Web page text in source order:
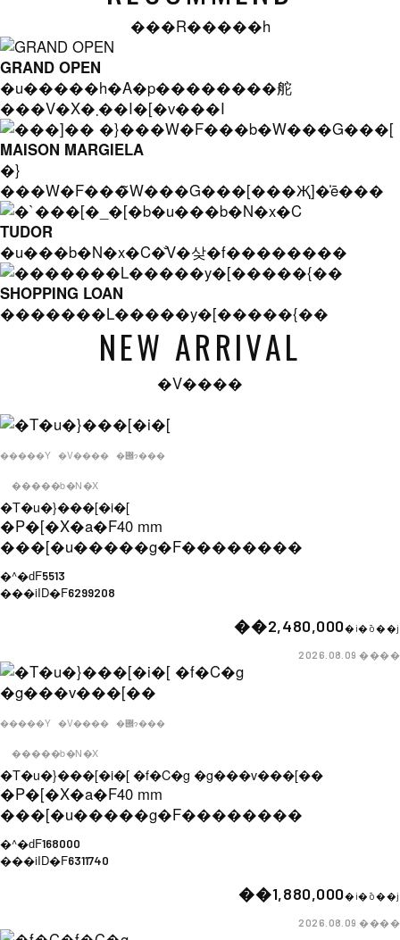
���R�����h
GRAND OPEN
�u�����h�A�p��������舵
���V�X�܂��I�[�v���I
MAISON MARGIELA
�}
���W�F���̃W���G���[���Җ]�̍ē���
TUDOR
�u���b�N�x�C�̐V�샂�f��������
SHOPPING LOAN
�������L�����y�[�����{��
NEW ARRIVAL
�V����
�����Y �V���� �݌ɂ���
�����b�N�X
�T�u�}���[�i�[
�P�[�X�a�F40 mm
���[�u�����g�F��������
�^�ԁF5513
���iID�F6299208
��2,480,000�i�ō��j
2026.08.09����
�����Y �V���� �݌ɂ���
�����b�N�X
�T�u�}���[�i�[ �f�C�g �g���v���[��
�P�[�X�a�F40 mm
���[�u�����g�F��������
�^�ԁF168000
���iID�F6311740
��1,880,000�i�ō��j
2026.08.09����